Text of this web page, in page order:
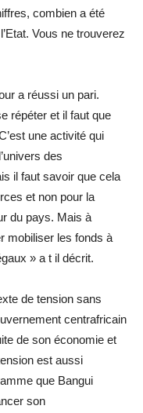
combien a été
Vous ne trouverez
a réussi un pari.
répéter et il faut que
une activité qui
des
il faut savoir que cela
et non pour la
du pays. Mais à
mobiliser les fonds à
» a t il décrit.
de tension sans
centrafricain
de son économie et
est aussi
que Bangui
son